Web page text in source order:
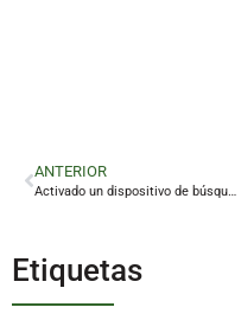
ANTERIOR
Activado un dispositivo de búsqueda para localizar a un menor desaparecido en La Guardia de Jaén
Etiquetas